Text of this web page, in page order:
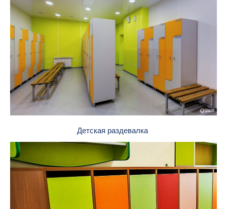
Детская раздевалка